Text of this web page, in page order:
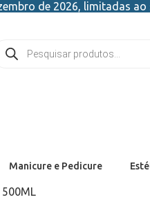
de 2026, limitadas ao
Manicure e Pedicure
500ML